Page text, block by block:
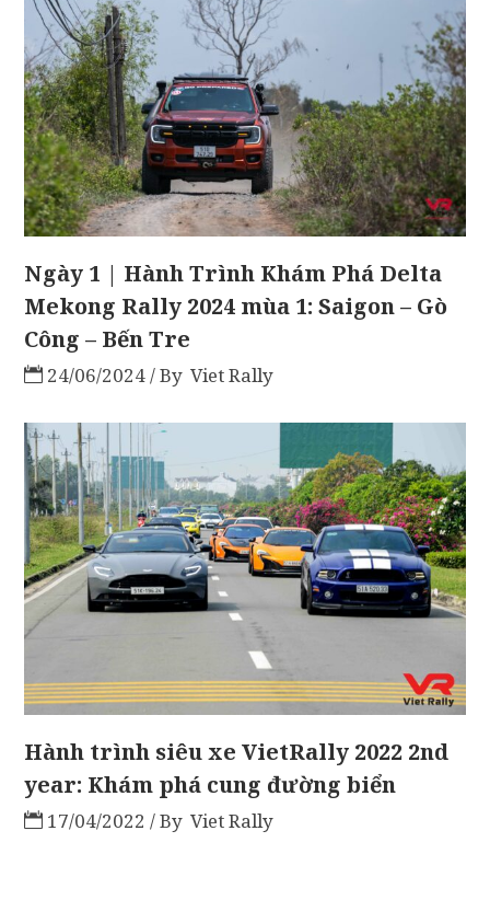
Ngày 1 | Hành Trình Khám Phá Delta
Mekong Rally 2024 mùa 1: Saigon – Gò
Công – Bến Tre
24/06/2024 By Viet Rally
Hành trình siêu xe VietRally 2022 2nd
year: Khám phá cung đường biển
17/04/2022 By Viet Rally